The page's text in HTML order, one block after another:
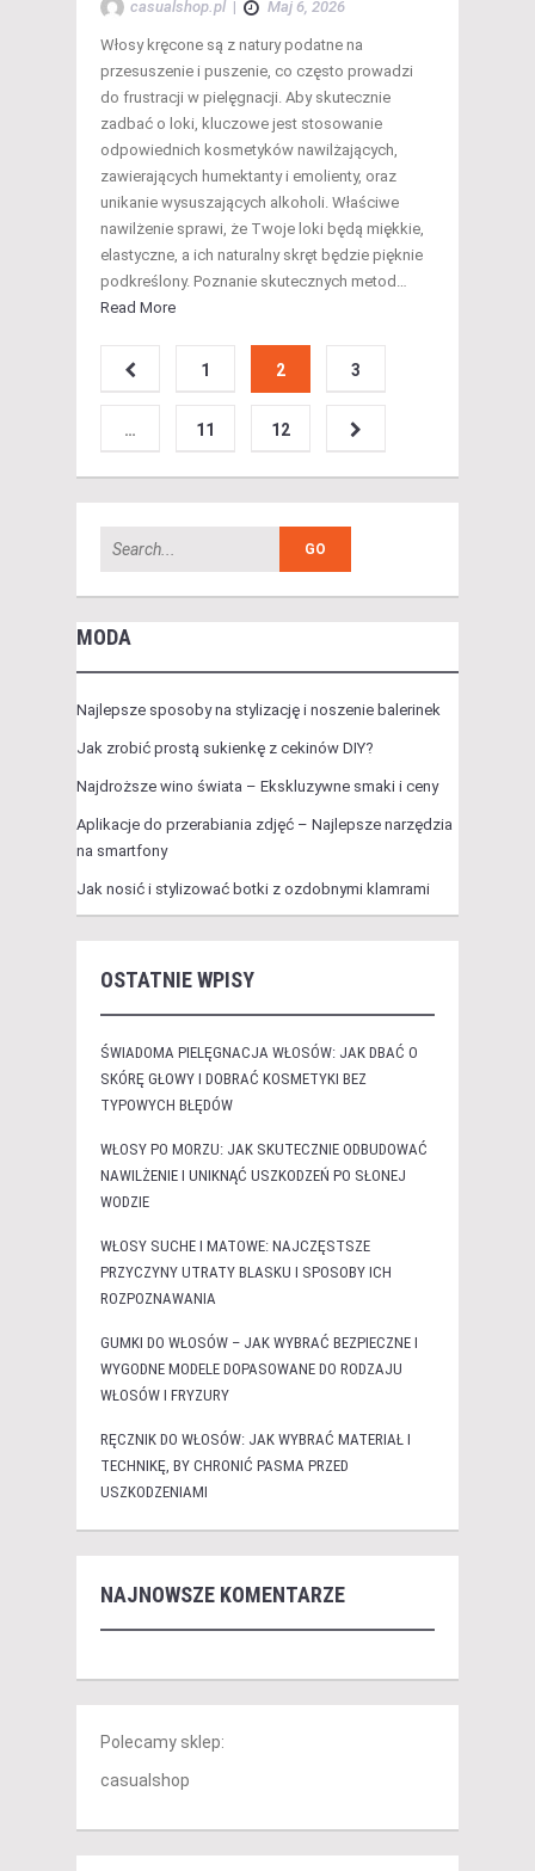
casualshop.pl | Maj 6, 2026
Włosy kręcone są z natury podatne na
przesuszenie i puszenie, co często prowadzi
do frustracji w pielęgnacji. Aby skutecznie
zadbać o loki, kluczowe jest stosowanie
odpowiednich kosmetyków nawilżających,
zawierających humektanty i emolienty, oraz
unikanie wysuszających alkoholi. Właściwe
nawilżenie sprawi, że Twoje loki będą miękkie,
elastyczne, a ich naturalny skręt będzie pięknie
podkreślony. Poznanie skutecznych metod…
Read More
1 2 3
… 11 12
MODA
Najlepsze sposoby na stylizację i noszenie balerinek
Jak zrobić prostą sukienkę z cekinów DIY?
Najdroższe wino świata – Ekskluzywne smaki i ceny
Aplikacje do przerabiania zdjęć – Najlepsze narzędzia
na smartfony
Jak nosić i stylizować botki z ozdobnymi klamrami
OSTATNIE WPISY
ŚWIADOMA PIELĘGNACJA WŁOSÓW: JAK DBAĆ O
SKÓRĘ GŁOWY I DOBRAĆ KOSMETYKI BEZ
TYPOWYCH BŁĘDÓW
WŁOSY PO MORZU: JAK SKUTECZNIE ODBUDOWAĆ
NAWILŻENIE I UNIKNĄĆ USZKODZEŃ PO SŁONEJ
WODZIE
WŁOSY SUCHE I MATOWE: NAJCZĘSTSZE
PRZYCZYNY UTRATY BLASKU I SPOSOBY ICH
ROZPOZNAWANIA
GUMKI DO WŁOSÓW – JAK WYBRAĆ BEZPIECZNE I
WYGODNE MODELE DOPASOWANE DO RODZAJU
WŁOSÓW I FRYZURY
RĘCZNIK DO WŁOSÓW: JAK WYBRAĆ MATERIAŁ I
TECHNIKĘ, BY CHRONIĆ PASMA PRZED
USZKODZENIAMI
NAJNOWSZE KOMENTARZE
Polecamy sklep:
casualshop